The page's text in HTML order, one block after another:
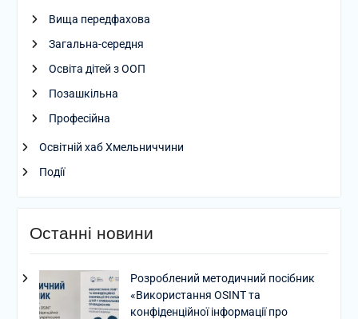
Вища передфахова
Загальна-середня
Освіта дітей з ООП
Позашкільна
Професійна
Освітній хаб Хмельниччини
Події
Останні новини
Розроблений методичний посібник
«Використання OSINT та
конфіденційної інформації про